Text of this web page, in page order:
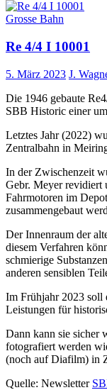
Grosse Bahn
Re 4/4 I 10001
5. März 2023 J.
Die 1946 gebaute
SBB Historic einer
Letztes Jahr (2022)
Zentralbahn in
In der Zwischenzeit
Gebr. Meyer revidiert
Fahrmotoren im
zusammengebaut
Der Innenraum der
diesem Verfahren
schmierige
anderen sensiblen
Im Frühjahr 2023 soll
Leistungen für
Dann kann sie sicher
fotografiert werden
(noch auf Diafilm) in
Quelle: Newsletter